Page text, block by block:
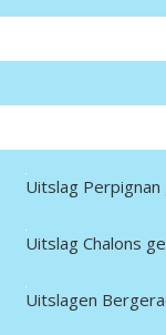
Uitslag
Uitslag Chalons
Uitslagen